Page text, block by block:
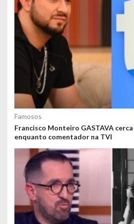
Famosos
Francisco Monteiro GASTAVA
enquanto comentador na TVI